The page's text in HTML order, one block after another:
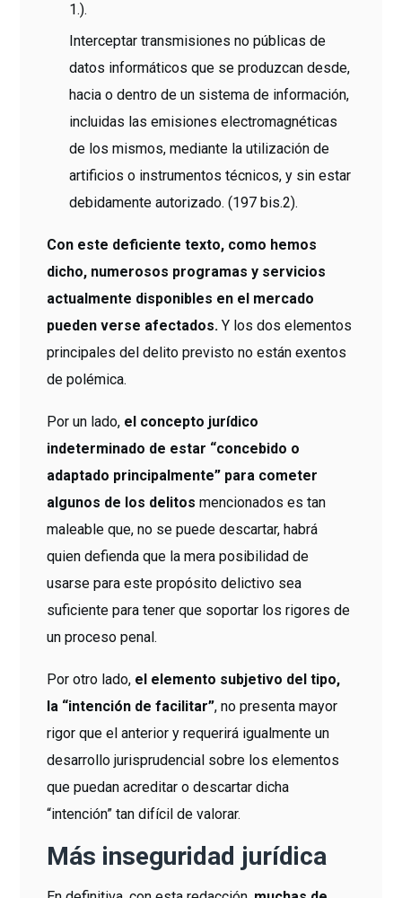
1.).
Interceptar transmisiones no públicas de
datos informáticos que se produzcan desde,
hacia o dentro de un sistema de información,
incluidas las emisiones electromagnéticas
de los mismos, mediante la utilización de
artificios o instrumentos técnicos, y sin estar
debidamente autorizado. (197 bis.2).
Con este deficiente texto, como hemos
dicho, numerosos programas y servicios
actualmente disponibles en el mercado
pueden verse afectados. Y los dos elementos
principales del delito previsto no están exentos
de polémica.
Por un lado, el concepto jurídico
indeterminado de estar “concebido o
adaptado principalmente” para cometer
algunos de los delitos mencionados es tan
maleable que, no se puede descartar, habrá
quien defienda que la mera posibilidad de
usarse para este propósito delictivo sea
suficiente para tener que soportar los rigores de
un proceso penal.
Por otro lado, el elemento subjetivo del tipo,
la “intención de facilitar”, no presenta mayor
rigor que el anterior y requerirá igualmente un
desarrollo jurisprudencial sobre los elementos
que puedan acreditar o descartar dicha
“intención” tan difícil de valorar.
Más inseguridad jurídica